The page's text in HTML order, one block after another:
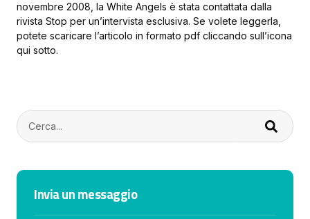
novembre 2008, la White Angels è stata contattata dalla
rivista Stop per un’intervista esclusiva. Se volete leggerla,
potete scaricare l’articolo in formato pdf cliccando sull’icona
qui sotto.
Invia un messaggio